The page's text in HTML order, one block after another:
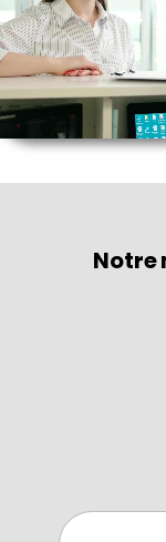
Notre